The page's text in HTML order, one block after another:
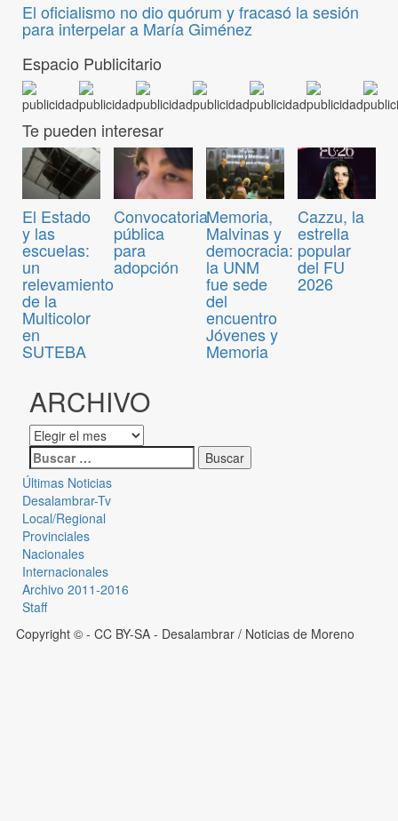
El oficialismo no dio quórum y fracasó la sesión
para interpelar a María Giménez
Espacio Publicitario
Te pueden interesar
El Estado
y las
escuelas:
un
relevamiento
de la
Multicolor
en
SUTEBA
Convocatoria
pública
para
adopción
Memoria,
Malvinas y
democracia:
la UNM
fue sede
del
encuentro
Jóvenes y
Memoria
Cazzu, la
estrella
popular
del FU
2026
ARCHIVO
Últimas Noticias
Desalambrar-Tv
Local/Regional
Provinciales
Nacionales
Internacionales
Archivo 2011-2016
Staff
Copyright © - CC BY-SA - Desalambrar / Noticias de Moreno